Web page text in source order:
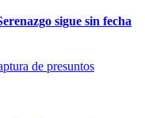
sigue sin fecha